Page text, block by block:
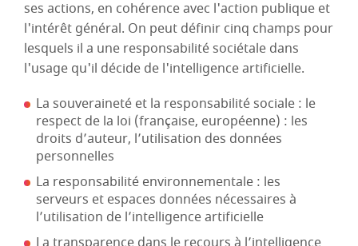
ses actions, en cohérence avec l'action publique et
l'intérêt général. On peut définir cinq champs pour
lesquels il a une responsabilité sociétale dans
l'usage qu'il décide de l'intelligence artificielle.
La souveraineté et la responsabilité sociale : le
respect de la loi (française, européenne) : les
droits d’auteur, l’utilisation des données
personnelles
La responsabilité environnementale : les
serveurs et espaces données nécessaires à
l’utilisation de l’intelligence artificielle